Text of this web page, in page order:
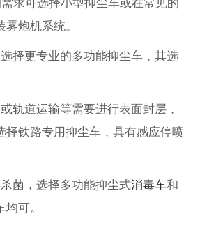
求可选择小型抑尘车或在常见的
炮机系统。
择更专业的多功能抑尘车，其选
轨道运输等需要进行表面封层，
择铁路专用抑尘车，具有感应停喷
菌，选择多功能抑尘式消毒车和
可。